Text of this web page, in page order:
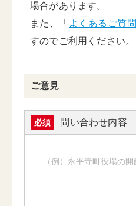
場合があります。
また、「 よくあるご質問
すのでご利用ください。
ご意見
必須 問い合わせ内容